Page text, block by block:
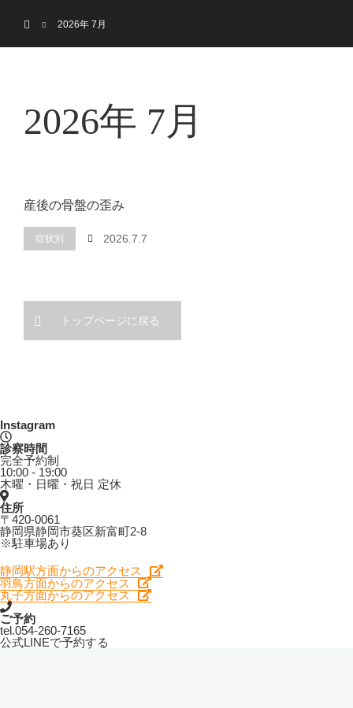
2026年 7月
2026年 7月
産後の骨盤の歪み
症状別 2026.7.7
トップページに戻る
Instagram
診察時間
完全予約制
10:00 - 19:00
木曜・日曜・祝日 定休
住所
〒420-0061
静岡県静岡市葵区新富町2-8
※駐車場あり
静岡駅方面からのアクセス
羽鳥方面からのアクセス
丸子方面からのアクセス
ご予約
tel.054-260-7165
公式LINEで予約する